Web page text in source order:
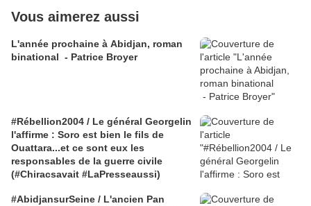
Vous aimerez aussi
L'année prochaine à Abidjan, roman
binational - Patrice Broyer
#Rébellion2004 / Le général Georgelin
l'affirme : Soro est bien le fils de
Ouattara...et ce sont eux les
responsables de la guerre civile
(#Chiracsavait #LaPresseaussi)
#AbidjansurSeine / L'ancien Pan